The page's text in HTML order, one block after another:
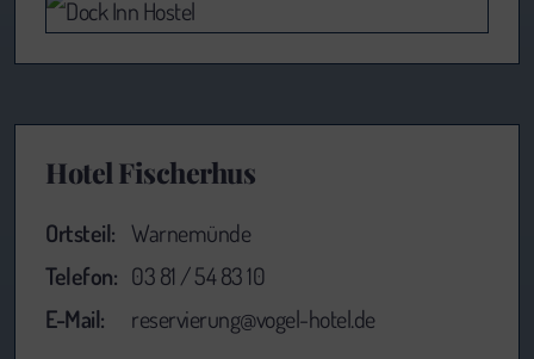
Hotel Fischerhus
Ortsteil: Warnemünde
Telefon: 03 81 / 54 83 10
E-Mail:
reservierung@vogel-hotel.de